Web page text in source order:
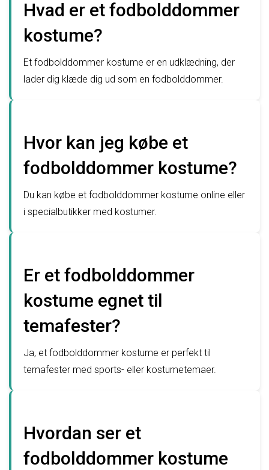
Hvad er et fodbolddommer
kostume?
Et fodbolddommer kostume er en udklædning, der
lader dig klæde dig ud som en fodbolddommer.
Hvor kan jeg købe et
fodbolddommer kostume?
Du kan købe et fodbolddommer kostume online eller
i specialbutikker med kostumer.
Er et fodbolddommer
kostume egnet til
temafester?
Ja, et fodbolddommer kostume er perfekt til
temafester med sports- eller kostumetemaer.
Hvordan ser et
fodbolddommer kostume